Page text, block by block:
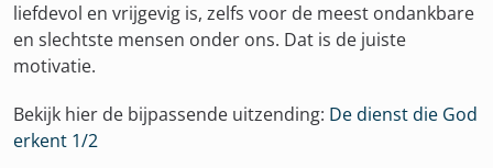
liefdevol en vrijgevig is, zelfs voor de meest ondankbare
en slechtste mensen onder ons. Dat is de juiste
motivatie.
Bekijk hier de bijpassende uitzending: De dienst die God
erkent 1/2